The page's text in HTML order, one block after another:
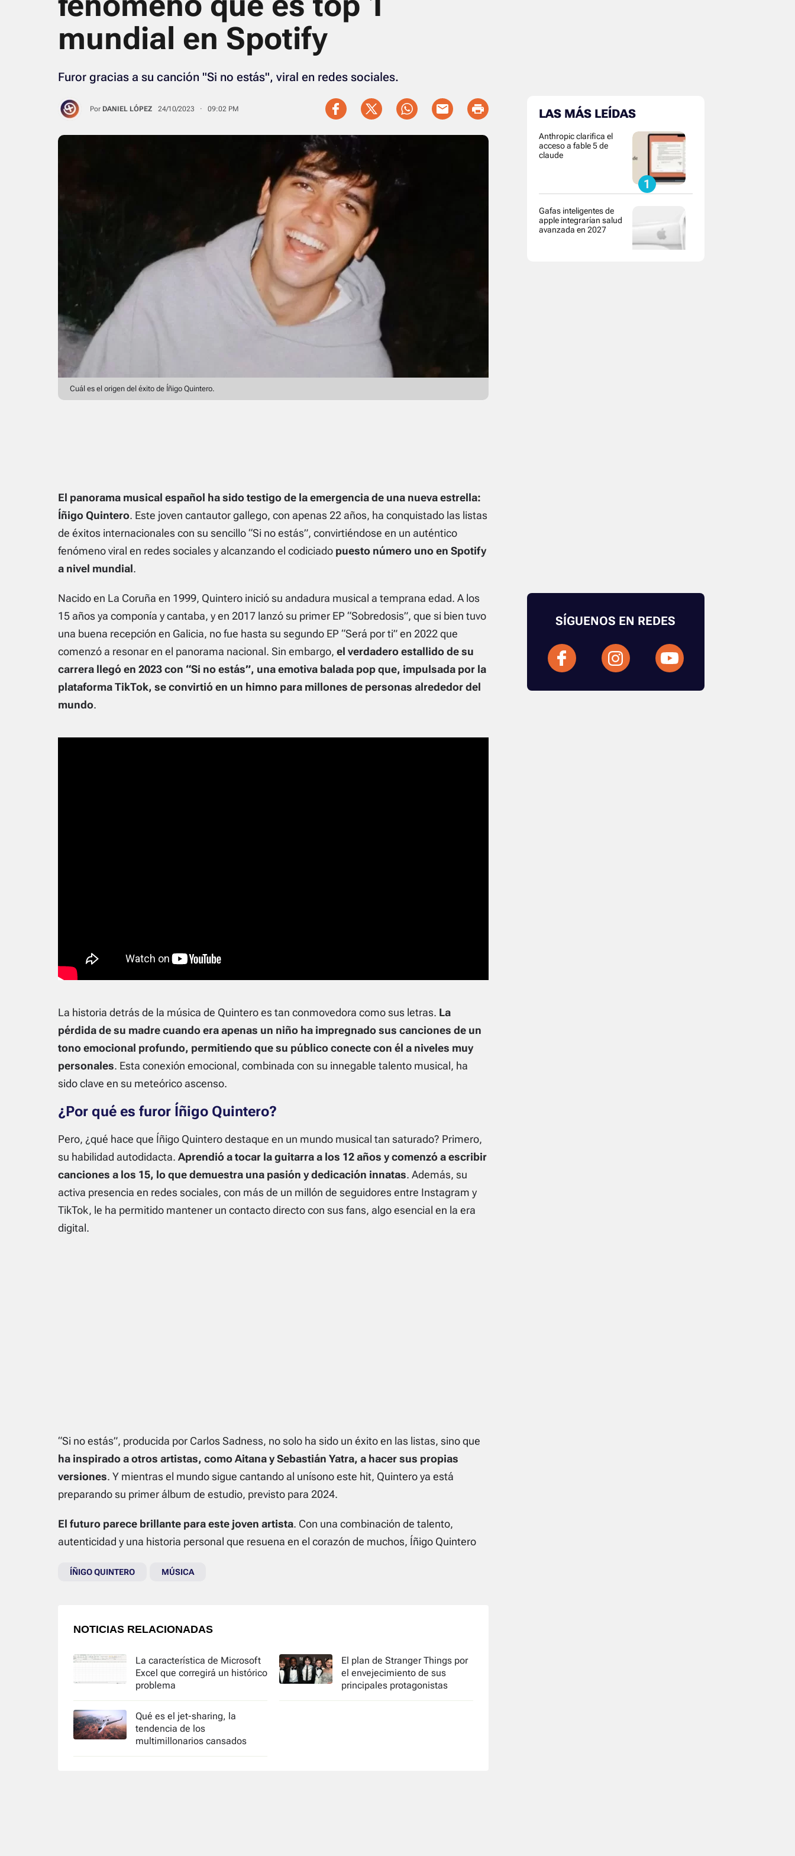
mundial en Spotify
Furor gracias a su canción "Si no estás", viral en redes sociales.
Por DANIEL LÓPEZ 24/10/2023 · 09:02 PM
Cuál es el origen del éxito de Íñigo Quintero.
El panorama musical español ha sido testigo de la emergencia de una nueva estrella:
Íñigo Quintero. Este joven cantautor gallego, con apenas 22 años, ha conquistado las listas
de éxitos internacionales con su sencillo “Si no estás”, convirtiéndose en un auténtico
fenómeno viral en redes sociales y alcanzando el codiciado puesto número uno en Spotify
a nivel mundial.
Nacido en La Coruña en 1999, Quintero inició su andadura musical a temprana edad. A los
15 años ya componía y cantaba, y en 2017 lanzó su primer EP “Sobredosis”, que si bien tuvo
una buena recepción en Galicia, no fue hasta su segundo EP “Será por ti” en 2022 que
comenzó a resonar en el panorama nacional. Sin embargo, el verdadero estallido de su
carrera llegó en 2023 con “Si no estás”, una emotiva balada pop que, impulsada por la
plataforma TikTok, se convirtió en un himno para millones de personas alrededor del
mundo.
La historia detrás de la música de Quintero es tan conmovedora como sus letras. La
pérdida de su madre cuando era apenas un niño ha impregnado sus canciones de un
tono emocional profundo, permitiendo que su público conecte con él a niveles muy
personales. Esta conexión emocional, combinada con su innegable talento musical, ha
sido clave en su meteórico ascenso.
¿Por qué es furor Íñigo Quintero?
Pero, ¿qué hace que Íñigo Quintero destaque en un mundo musical tan saturado? Primero,
su habilidad autodidacta. Aprendió a tocar la guitarra a los 12 años y comenzó a escribir
canciones a los 15, lo que demuestra una pasión y dedicación innatas. Además, su
activa presencia en redes sociales, con más de un millón de seguidores entre Instagram y
TikTok, le ha permitido mantener un contacto directo con sus fans, algo esencial en la era
digital.
“Si no estás”, producida por Carlos Sadness, no solo ha sido un éxito en las listas, sino que
ha inspirado a otros artistas, como Aitana y Sebastián Yatra, a hacer sus propias
versiones. Y mientras el mundo sigue cantando al unísono este hit, Quintero ya está
preparando su primer álbum de estudio, previsto para 2024.
El futuro parece brillante para este joven artista. Con una combinación de talento,
autenticidad y una historia personal que resuena en el corazón de muchos, Íñigo Quintero
ÍÑIGO QUINTERO MÚSICA
NOTICIAS RELACIONADAS
La característica de Microsoft
Excel que corregirá un histórico
problema
El plan de Stranger Things por
el envejecimiento de sus
principales protagonistas
Qué es el jet-sharing, la
tendencia de los
multimillonarios cansados
LAS MÁS LEÍDAS
Anthropic clarifica el
acceso a fable 5 de
claude
Gafas inteligentes de
apple integrarían salud
avanzada en 2027
SÍGUENOS EN REDES